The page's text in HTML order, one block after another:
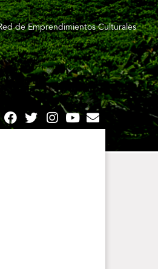
de Emprendimientos Culturales